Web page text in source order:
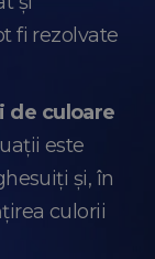
fi rezolvate
de culoare
este
și, în
culorii